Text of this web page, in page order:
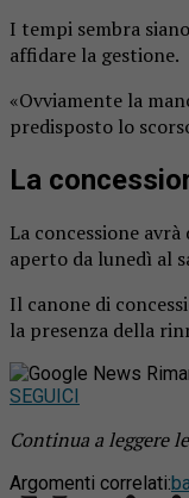
I tempi sembra
affidare la gestione.
«Ovviamente la
predisposto lo
La
La concessione
aperto da lunedì al
Il canone di
la presenza della
SEGUICI
Continua a leggere
Argomenti correlati: